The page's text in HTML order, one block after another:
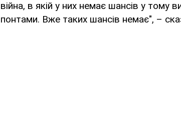
війна, в якій у них немає шансів у тому
понтами. Вже таких шансів немає", –